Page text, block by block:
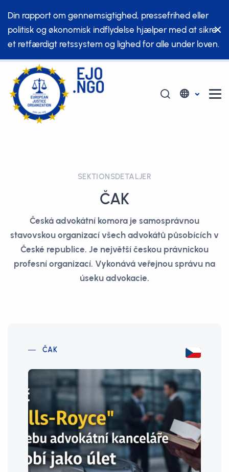
Din rapport om gennemsigtighed, pressefrihed eller
politisk og økonomisk indflydelse hjælper med at sikre
et retfærdigt retssystem og lighed for alle under loven.
SEKTIONSDETALJER
ČAK
Česká advokátní komora je samosprávnou
stavovskou organizací všech advokátů působících v
České republice. Je největší českou právnickou
profesní organizací. Vykonává veřejnou správu na
úseku advokacie.
ČAK